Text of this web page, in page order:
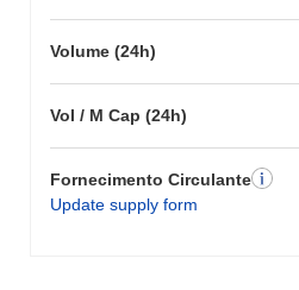
Volume (24h)
Vol / M Cap (24h)
Fornecimento Circulante
Update supply form